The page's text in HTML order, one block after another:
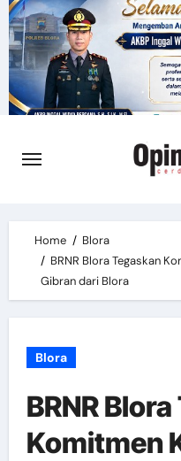
Skip
to
content
Home
Blora
BRNR Blora Tegaskan
Gibran dari Blora
Blora
BRNR
Komitmen